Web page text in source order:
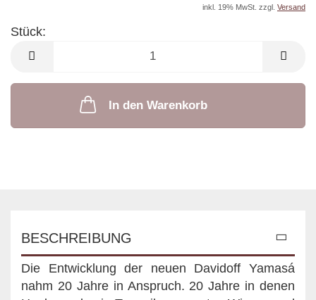
inkl. 19% MwSt. zzgl. Versand
Stück:
Stück
In den Warenkorb
BESCHREIBUNG
Die Entwicklung der neuen Davidoff Yamasá
nahm 20 Jahre in Anspruch. 20 Jahre in denen